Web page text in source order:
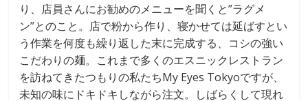
り、店員さんにお勧めのメニューを聞くと”ラグメ
ン”とのこと。店で粉から作り、寝かせては延ばすとい
う作業を何度も繰り返した末に完成する、コシの強い
こだわりの麺。これまで多くのエスニックレストラン
を訪ねてきたつもりの私たちMy Eyes Tokyoですが、
未知の味にドキドキしながら注文。しばらくして現れ